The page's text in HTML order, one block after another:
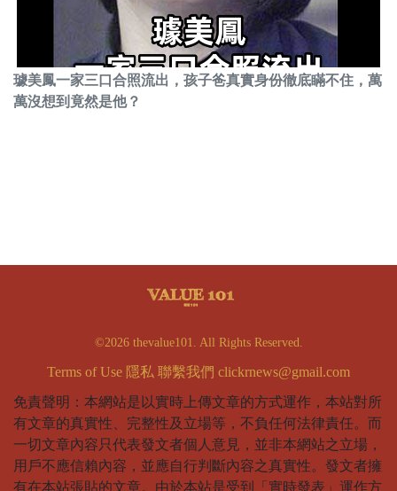
璩美鳳一家三口合照流出，孩子爸真實身份徹底瞞不住，萬
萬沒想到竟然是他？
©2026 thevalue101. All Rights Reserved.
Terms of Use 隱私 聯繫我們 clickrnews@gmail.com
免責聲明：本網站是以實時上傳文章的方式運作，本站對所
有文章的真實性、完整性及立場等，不負任何法律責任。而
一切文章內容只代表發文者個人意見，並非本網站之立場，
用戶不應信賴內容，並應自行判斷內容之真實性。發文者擁
有在本站張貼的文章。由於本站是受到「實時發表」運作方